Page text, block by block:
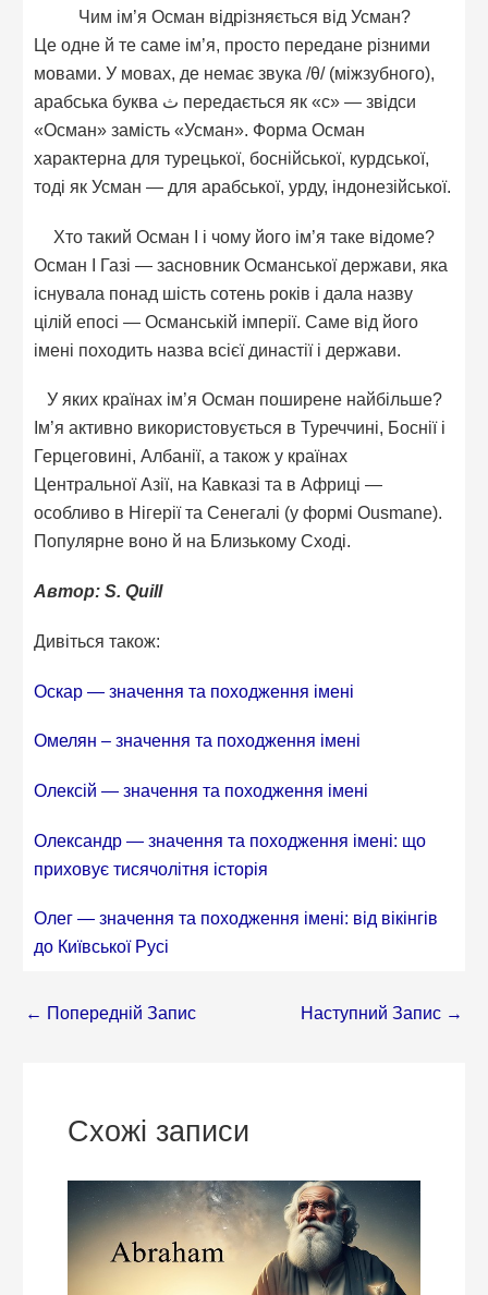
Чим ім’я Осман відрізняється від Усман?
Це одне й те саме ім’я, просто передане різними
мовами. У мовах, де немає звука /θ/ (міжзубного),
арабська буква ث передається як «с» — звідси
«Осман» замість «Усман». Форма Осман
характерна для турецької, боснійської, курдської,
тоді як Усман — для арабської, урду, індонезійської.
Хто такий Осман I і чому його ім’я таке відоме?
Осман I Газі — засновник Османської держави, яка
існувала понад шість сотень років і дала назву
цілій епосі — Османській імперії. Саме від його
імені походить назва всієї династії і держави.
У яких країнах ім’я Осман поширене найбільше?
Ім’я активно використовується в Туреччині, Боснії і
Герцеговині, Албанії, а також у країнах
Центральної Азії, на Кавказі та в Африці —
особливо в Нігерії та Сенегалі (у формі Ousmane).
Популярне воно й на Близькому Сході.
Автор: S. Quill
Дивіться також:
Оскар — значення та походження імені
Омелян – значення та походження імені
Олексій — значення та походження імені
Олександр — значення та походження імені: що
приховує тисячолітня історія
Олег — значення та походження імені: від вікінгів
до Київської Русі
← Попередній Запис Наступний Запис →
Схожі записи